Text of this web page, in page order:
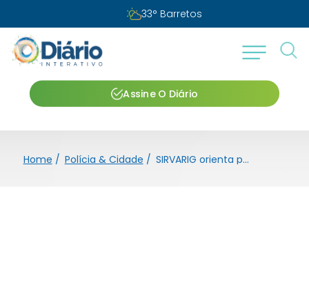
33° Barretos
Assine O Diário
Home / Polícia & Cidade / SIRVARIG orienta produtores sobre vacinação contra Brucelose